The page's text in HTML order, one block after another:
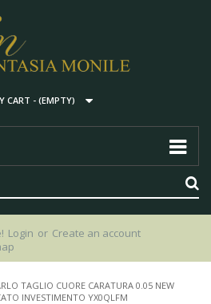
CART - (EMPTY)
Login or Create an account
TAGLIO CUORE CARATURA 0.05 NEW
INVESTIMENTO YX0QLFM